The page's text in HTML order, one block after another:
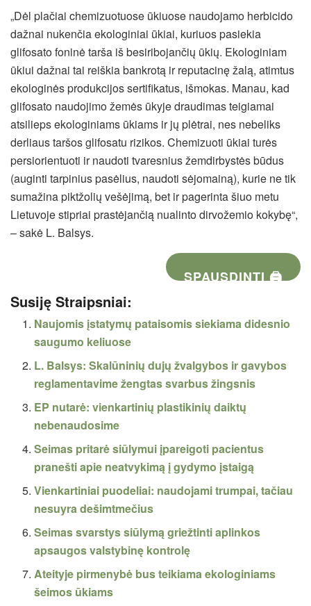
„Dėl plačiai chemizuotuose ūkiuose naudojamo herbicido
dažnai nukenčia ekologiniai ūkiai, kuriuos pasiekia
glifosato foninė tarša iš besiribojančių ūkių. Ekologiniam
ūkiui dažnai tai reiškia bankrotą ir reputacinę žalą, atimtus
ekologinės produkcijos sertifikatus, išmokas. Manau, kad
glifosato naudojimo žemės ūkyje draudimas teigiamai
atsilieps ekologiniams ūkiams ir jų plėtrai, nes nebeliks
derliaus taršos glifosatu rizikos. Chemizuoti ūkiai turės
persiorientuoti ir naudoti tvaresnius žemdirbystės būdus
(auginti tarpinius pasėlius, naudoti sėjomainą), kurie ne tik
sumažina piktžolių vešėjimą, bet ir pagerinta šiuo metu
Lietuvoje stipriai prastėjančią nualinto dirvožemio kokybę“,
– sakė L. Balsys.
SPAUSDINTI 🖨
Susiję Straipsniai:
Naujomis įstatymų pataisomis siekiama didesnio
saugumo keliuose
L. Balsys: Skalūninių dujų žvalgybos ir gavybos
reglamentavime žengtas svarbus žingsnis
EP nutarė: vienkartinių plastikinių daiktų
nebenaudosime
Seimas pritarė siūlymui įpareigoti pacientus
pranešti apie neatvykimą į gydymo įstaigą
Vienkartiniai puodeliai: naudojami trumpai, tačiau
nesuyra dešimtmečius
Seimas svarstys siūlymą griežtinti aplinkos
apsaugos valstybinę kontrolę
Ateityje pirmenybė bus teikiama ekologiniams
šeimos ūkiams